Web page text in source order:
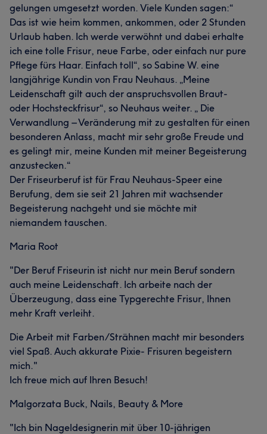
gelungen umgesetzt worden. Viele Kunden sagen:“
Das ist wie heim kommen, ankommen, oder 2 Stunden
Urlaub haben. Ich werde verwöhnt und dabei erhalte
ich eine tolle Frisur, neue Farbe, oder einfach nur pure
Pflege fürs Haar. Einfach toll“, so Sabine W. eine
langjährige Kundin von Frau Neuhaus. „Meine
Leidenschaft gilt auch der anspruchsvollen Braut-
oder Hochsteckfrisur“, so Neuhaus weiter. „ Die
Verwandlung – Veränderung mit zu gestalten für einen
besonderen Anlass, macht mir sehr große Freude und
es gelingt mir, meine Kunden mit meiner Begeisterung
anzustecken.“
Der Friseurberuf ist für Frau Neuhaus-Speer eine
Berufung, dem sie seit 21 Jahren mit wachsender
Begeisterung nachgeht und sie möchte mit
niemandem tauschen.
Maria Root
"Der Beruf Friseurin ist nicht nur mein Beruf sondern
auch meine Leidenschaft. Ich arbeite nach der
Überzeugung, dass eine Typgerechte Frisur, Ihnen
mehr Kraft verleiht.
Die Arbeit mit Farben/Strähnen macht mir besonders
viel Spaß. Auch akkurate Pixie- Frisuren begeistern
mich."
Ich freue mich auf Ihren Besuch!
Malgorzata Buck, Nails, Beauty & More
"Ich bin Nageldesignerin mit über 10-jährigen